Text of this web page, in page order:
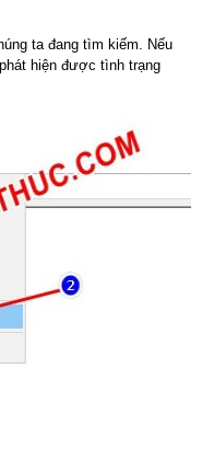
ta đang tìm kiếm. Nếu
hiện được tình trạng